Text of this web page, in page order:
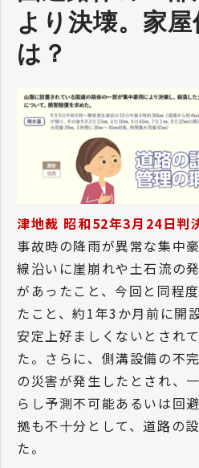
より決壊。家
は？
津地裁 昭和52年3月24日判
事故時の降雨が異常な集中
線沿いに崖崩れや土石流の
があったこと、今回と同程
たこと、約1年3か月前に開
安定上好ましくないとされ
た。さらに、側溝設備の不
の災害が発生したとされ、
らし予測不可能あるいは回
拠も不十分として、道路の
た。